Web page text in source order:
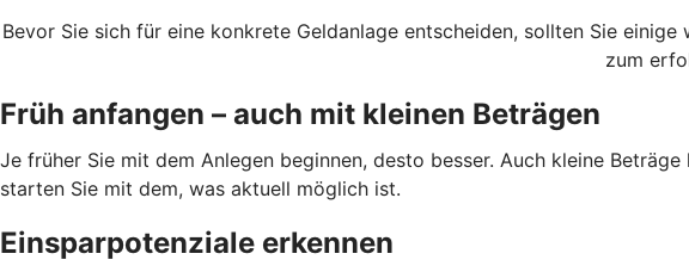
Bevor Sie sich für eine konkrete Geldanlage entscheiden, sollten Sie
zum
Früh anfangen – auch mit kleinen Beträgen
Je früher Sie mit dem Anlegen beginnen, desto besser. Auch kleine
starten Sie mit dem, was aktuell möglich ist.
Einsparpotenziale erkennen